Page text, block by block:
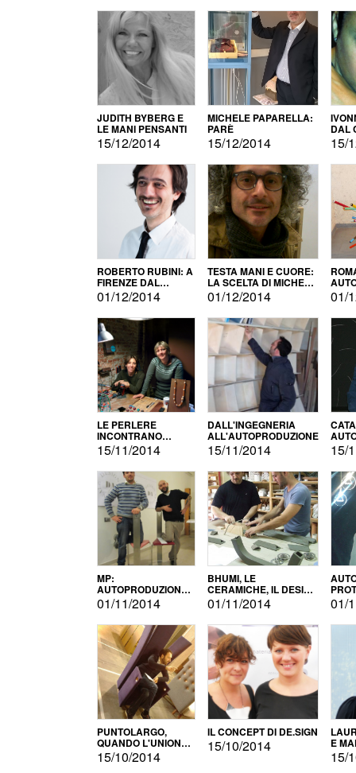
JUDITH BYBERG E
LE MANI PENSANTI
15/12/2014
MICHELE PAPARELLA:
PARÈ
15/12/2014
DAL
15/
ROBERTO RUBINI: A
FIRENZE DAL
PRODOTTO ALLA
PROMOZIONE
01/12/2014
TESTA MANI E CUORE:
LA SCELTA DI MICHELE
BARBERIO
01/12/2014 01/
LE PERLERE
INCONTRANO
L'AUTOPRODUZIONE
15/11/2014
DALL'INGEGNERIA
ALL'AUTOPRODUZIONE
15/11/2014 15/
MP:
AUTOPRODUZIONE
E INNOVAZIONE
01/11/2014
BHUMI, LE
CERAMICHE, IL DESIGN
E L'AUTOPRODUZIONE
01/11/2014 01/
PUNTOLARGO,
QUANDO L'UNIONE
FA LA FORZA E
VINCE
15/10/2014
IL CONCEPT DI DE.SIGN
15/10/2014 E
15/